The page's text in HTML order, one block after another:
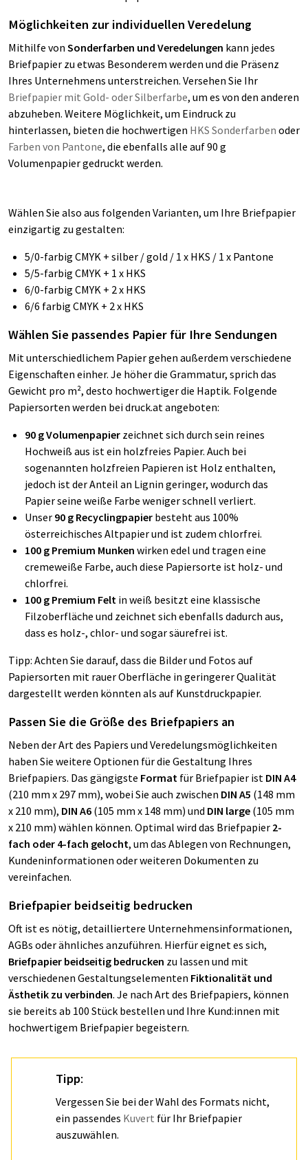
Möglichkeiten zur individuellen Veredelung
Mithilfe von Sonderfarben und Veredelungen kann jedes
Briefpapier zu etwas Besonderem werden und die Präsenz
Ihres Unternehmens unterstreichen. Versehen Sie Ihr
Briefpapier mit Gold- oder Silberfarbe, um es von den anderen
abzuheben. Weitere Möglichkeit, um Eindruck zu
hinterlassen, bieten die hochwertigen HKS Sonderfarben oder
Farben von Pantone, die ebenfalls alle auf 90 g
Volumenpapier gedruckt werden.
Wählen Sie also aus folgenden Varianten, um Ihre Briefpapier
einzigartig zu gestalten:
5/0-farbig CMYK + silber / gold / 1 x HKS / 1 x Pantone
5/5-farbig CMYK + 1 x HKS
6/0-farbig CMYK + 2 x HKS
6/6 farbig CMYK + 2 x HKS
Wählen Sie passendes Papier für Ihre Sendungen
Mit unterschiedlichem Papier gehen außerdem verschiedene
Eigenschaften einher. Je höher die Grammatur, sprich das
Gewicht pro m², desto hochwertiger die Haptik. Folgende
Papiersorten werden bei druck.at angeboten:
90 g Volumenpapier zeichnet sich durch sein reines
Hochweiß aus ist ein holzfreies Papier. Auch bei
sogenannten holzfreien Papieren ist Holz enthalten,
jedoch ist der Anteil an Lignin geringer, wodurch das
Papier seine weiße Farbe weniger schnell verliert.
Unser 90 g Recyclingpapier besteht aus 100%
österreichisches Altpapier und ist zudem chlorfrei.
100 g Premium Munken wirken edel und tragen eine
cremeweiße Farbe, auch diese Papiersorte ist holz- und
chlorfrei.
100 g Premium Felt in weiß besitzt eine klassische
Filzoberfläche und zeichnet sich ebenfalls dadurch aus,
dass es holz-, chlor- und sogar säurefrei ist.
Tipp: Achten Sie darauf, dass die Bilder und Fotos auf
Papiersorten mit rauer Oberfläche in geringerer Qualität
dargestellt werden könnten als auf Kunstdruckpapier.
Passen Sie die Größe des Briefpapiers an
Neben der Art des Papiers und Veredelungsmöglichkeiten
haben Sie weitere Optionen für die Gestaltung Ihres
Briefpapiers. Das gängigste Format für Briefpapier ist DIN A4
(210 mm x 297 mm), wobei Sie auch zwischen DIN A5 (148 mm
x 210 mm), DIN A6 (105 mm x 148 mm) und DIN large (105 mm
x 210 mm) wählen können. Optimal wird das Briefpapier 2-
fach oder 4-fach gelocht, um das Ablegen von Rechnungen,
Kundeninformationen oder weiteren Dokumenten zu
vereinfachen.
Briefpapier beidseitig bedrucken
Oft ist es nötig, detailliertere Unternehmensinformationen,
AGBs oder ähnliches anzuführen. Hierfür eignet es sich,
Briefpapier beidseitig bedrucken zu lassen und mit
verschiedenen Gestaltungselementen Fiktionalität und
Ästhetik zu verbinden. Je nach Art des Briefpapiers, können
sie bereits ab 100 Stück bestellen und Ihre Kund:innen mit
hochwertigem Briefpapier begeistern.
Tipp:
Vergessen Sie bei der Wahl des Formats nicht,
ein passendes Kuvert für Ihr Briefpapier
auszuwählen.